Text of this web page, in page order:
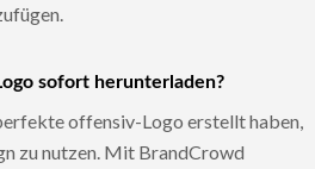
sofort herunterladen?
offensiv-Logo erstellt haben,
zu nutzen. Mit BrandCrowd